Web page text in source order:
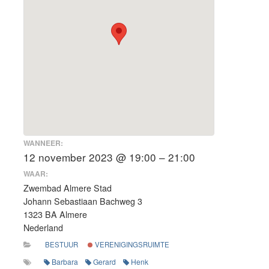
WANNEER:
12 november 2023 @ 19:00 – 21:00
WAAR:
Zwembad Almere Stad
Johann Sebastiaan Bachweg 3
1323 BA Almere
Nederland
BESTUUR VERENIGINGSRUIMTE
Barbara Gerard Henk